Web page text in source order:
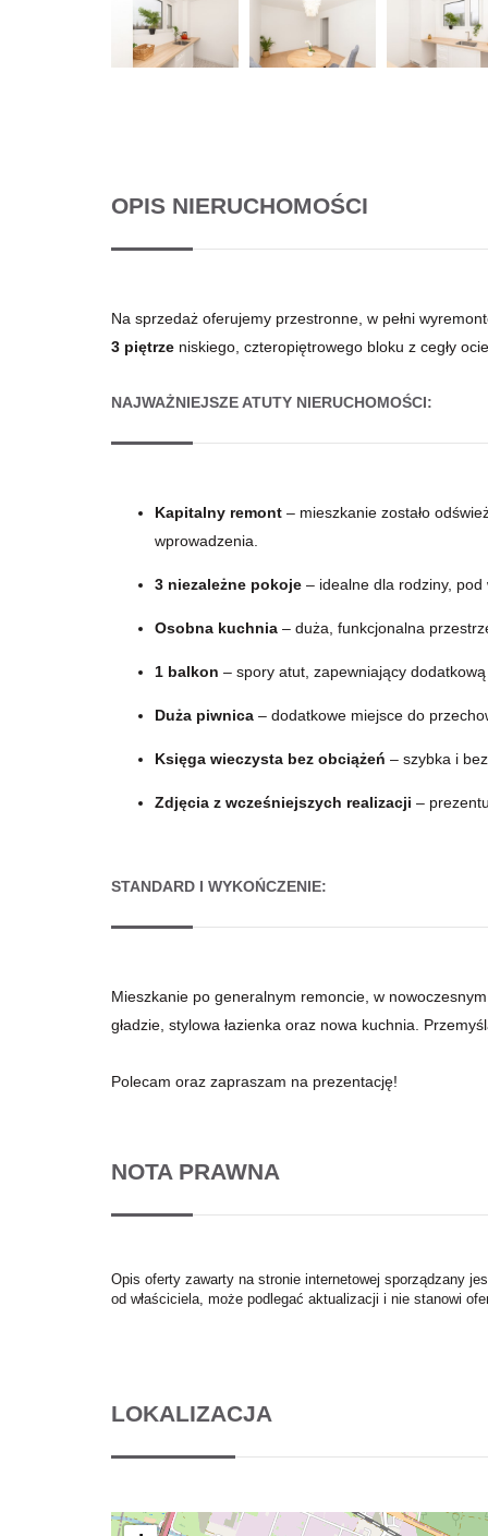
OPIS NIERUCHOMOŚCI
Na sprzedaż oferujemy przestronne, w pełni
3 piętrze niskiego, czteropiętrowego bloku z cegły
NAJWAŻNIEJSZE ATUTY NIERUCHOMOŚCI:
Kapitalny remont – mieszkanie zostało
wprowadzenia.
3 niezależne pokoje – idealne dla rodziny,
Osobna kuchnia – duża, funkcjonalna
1 balkon – spory atut, zapewniający
Duża piwnica – dodatkowe miejsce do
Księga wieczysta bez obciążeń – szybka i
Zdjęcia z wcześniejszych realizacji –
STANDARD I WYKOŃCZENIE:
Mieszkanie po generalnym remoncie, w
gładzie, stylowa łazienka oraz nowa kuchnia.
Polecam oraz zapraszam na prezentację!
NOTA PRAWNA
Opis oferty zawarty na stronie internetowej sporządzany
od właściciela, może podlegać aktualizacji i nie stanowi
LOKALIZACJA